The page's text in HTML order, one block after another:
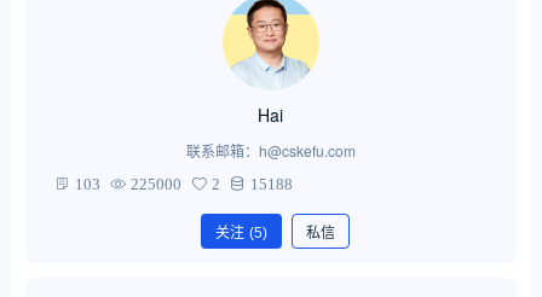
Hai
联系邮箱：h@cskefu.com
103 225000 2 15188
关注 (5) 私信